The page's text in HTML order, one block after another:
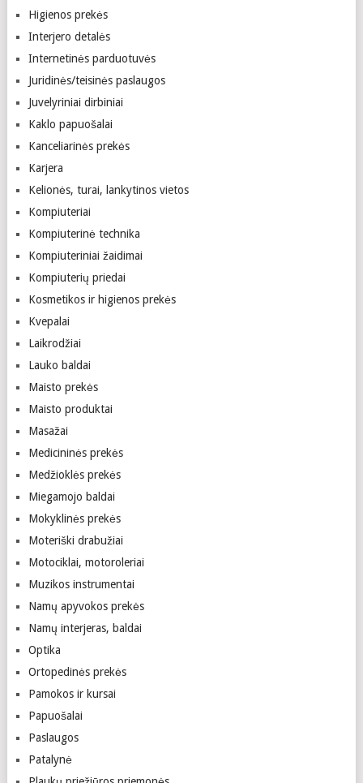
Higienos prekės
Interjero detalės
Internetinės parduotuvės
Juridinės/teisinės paslaugos
Juvelyriniai dirbiniai
Kaklo papuošalai
Kanceliarinės prekės
Karjera
Kelionės, turai, lankytinos vietos
Kompiuteriai
Kompiuterinė technika
Kompiuteriniai žaidimai
Kompiuterių priedai
Kosmetikos ir higienos prekės
Kvepalai
Laikrodžiai
Lauko baldai
Maisto prekės
Maisto produktai
Masažai
Medicininės prekės
Medžioklės prekės
Miegamojo baldai
Mokyklinės prekės
Moteriški drabužiai
Motociklai, motoroleriai
Muzikos instrumentai
Namų apyvokos prekės
Namų interjeras, baldai
Optika
Ortopedinės prekės
Pamokos ir kursai
Papuošalai
Paslaugos
Patalynė